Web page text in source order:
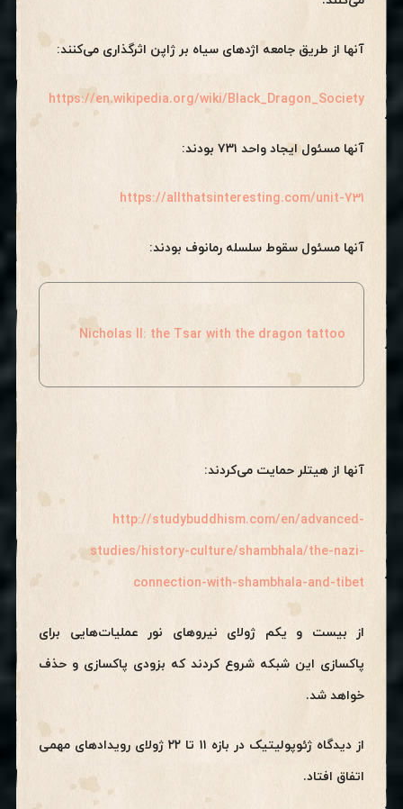
آنها از طریق جامعه اژدهای سیاه بر ژاپن اثرگذاری می‌کنند:
https://en.wikipedia.org/wiki/Black_Dragon_Society
آنها مسئول ایجاد واحد ۷۳۱ بودند:
https://allthatsinteresting.com/unit-731
آنها مسئول سقوط سلسله رمانوف بودند:
Nicholas II: the Tsar with the dragon tattoo
آنها از هیتلر حمایت می‌کردند:
http://studybuddhism.com/en/advanced-
studies/history-culture/shambhala/the-nazi-
connection-with-shambhala-and-tibet
از بیست و یکم ژولای نیروهای نور عملیات‌هایی برای
پاکسازی این شبکه شروع کردند که بزودی پاکسازی و حذف
خواهد شد.
از دیدگاه ژئوپولیتیک در بازه ۱۱ تا ۲۲ ژولای رویدادهای مهمی
اتفاق افتاد.